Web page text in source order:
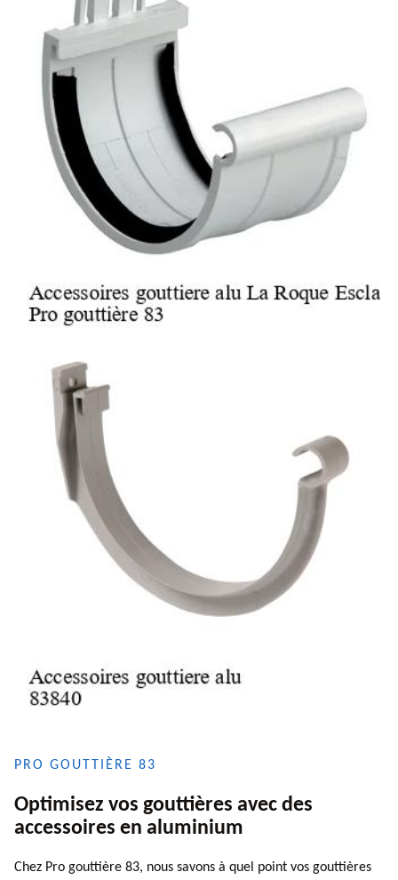
PRO GOUTTIÈRE 83
Optimisez vos gouttières avec des
accessoires en aluminium
Chez Pro gouttière 83, nous savons à quel point vos gouttières